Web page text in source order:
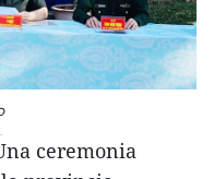
ceremonia